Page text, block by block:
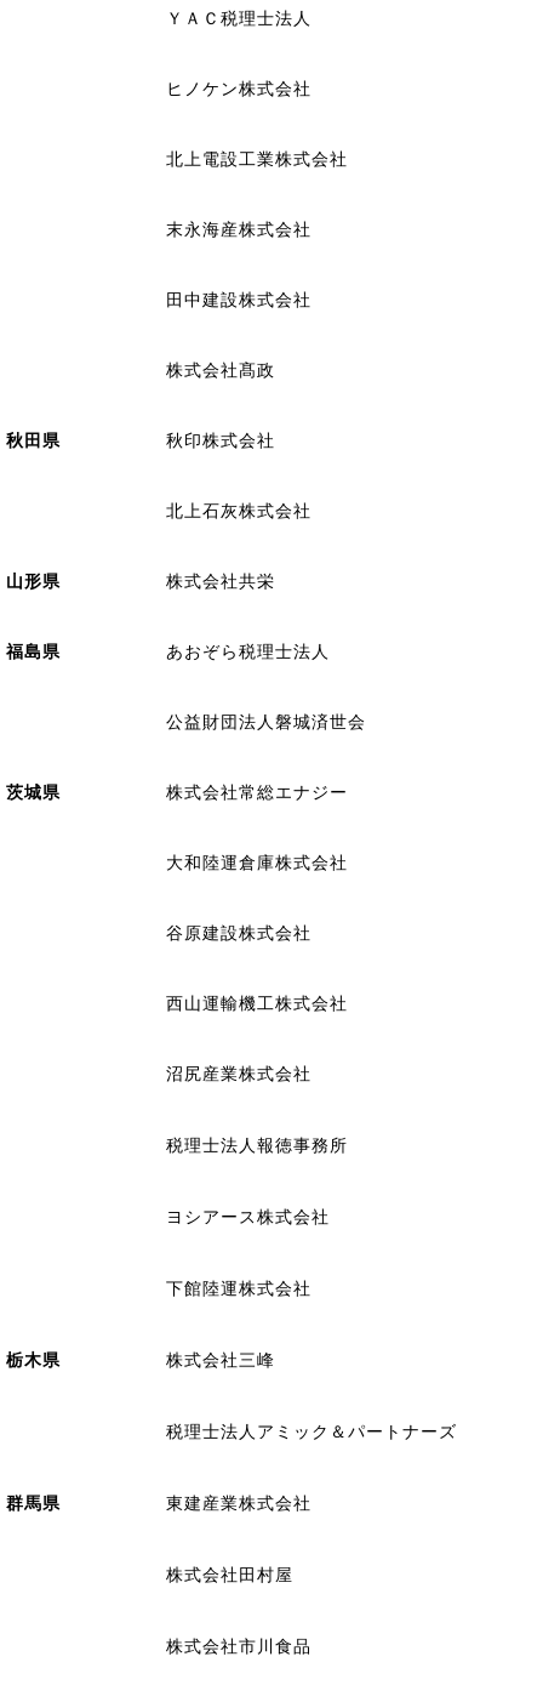
ＹＡＣ税理士法人
ヒノケン株式会社
北上電設工業株式会社
末永海産株式会社
田中建設株式会社
株式会社髙政
秋田県 秋印株式会社
北上石灰株式会社
山形県 株式会社共栄
福島県 あおぞら税理士法人
公益財団法人磐城済世会
茨城県 株式会社常総エナジー
大和陸運倉庫株式会社
谷原建設株式会社
西山運輸機工株式会社
沼尻産業株式会社
税理士法人報徳事務所
ヨシアース株式会社
下館陸運株式会社
栃木県 株式会社三峰
税理士法人アミック＆パートナーズ
群馬県 東建産業株式会社
株式会社田村屋
株式会社市川食品